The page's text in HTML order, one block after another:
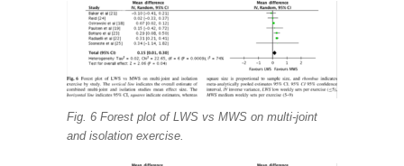
Fig. 6 Forest plot of LWS vs MWS on multi-joint
and isolation exercise.